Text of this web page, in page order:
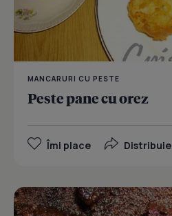
MANCARURI CU PESTE
Peste pane cu orez
Îmi place Distribuie